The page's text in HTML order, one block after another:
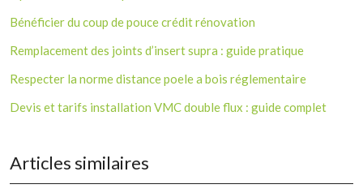
Bénéficier du coup de pouce crédit rénovation
Remplacement des joints d’insert supra : guide pratique
Respecter la norme distance poele a bois réglementaire
Devis et tarifs installation VMC double flux : guide complet
Articles similaires